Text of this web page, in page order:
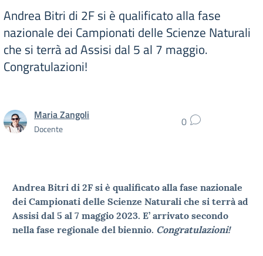
Andrea Bitri di 2F si è qualificato alla fase
nazionale dei Campionati delle Scienze Naturali
che si terrà ad Assisi dal 5 al 7 maggio.
Congratulazioni!
Maria Zangoli
Docente 0
Andrea Bitri di 2F si è qualificato alla fase nazionale
dei Campionati delle Scienze Naturali che si terrà ad
Assisi dal 5 al 7 maggio 2023. E’ arrivato secondo
nella fase regionale del biennio. Congratulazioni!